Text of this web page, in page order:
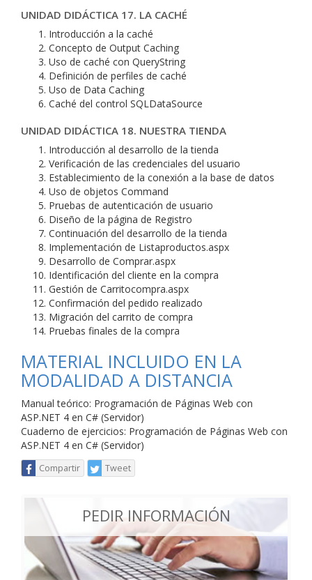
UNIDAD DIDÁCTICA 17. LA CACHÉ
Introducción a la caché
Concepto de Output Caching
Uso de caché con QueryString
Definición de perfiles de caché
Uso de Data Caching
Caché del control SQLDataSource
UNIDAD DIDÁCTICA 18. NUESTRA TIENDA
Introducción al desarrollo de la tienda
Verificación de las credenciales del usuario
Establecimiento de la conexión a la base de datos
Uso de objetos Command
Pruebas de autenticación de usuario
Diseño de la página de Registro
Continuación del desarrollo de la tienda
Implementación de Listaproductos.aspx
Desarrollo de Comprar.aspx
Identificación del cliente en la compra
Gestión de Carritocompra.aspx
Confirmación del pedido realizado
Migración del carrito de compra
Pruebas finales de la compra
MATERIAL INCLUIDO EN LA
MODALIDAD A DISTANCIA
Manual teórico: Programación de Páginas Web con
ASP.NET 4 en C# (Servidor)
Cuaderno de ejercicios: Programación de Páginas Web con
ASP.NET 4 en C# (Servidor)
Compartir Tweet
PEDIR INFORMACIÓN